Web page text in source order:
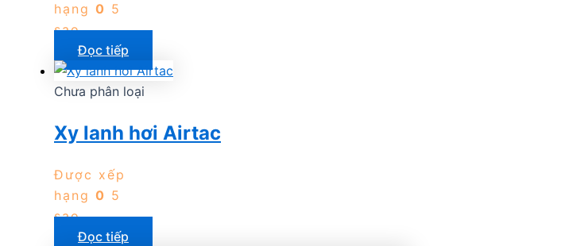
hạng 0 5
sao
Đọc tiếp
Chưa phân loại
Xy lanh hơi Airtac
Được xếp
hạng 0 5
sao
Đọc tiếp